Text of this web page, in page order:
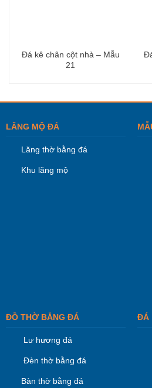
Đá kê chân cột nhà – Mẫu
21
LĂNG MỘ ĐÁ
Lăng thờ bằng đá
Khu lăng mộ
ĐỒ THỜ BẰNG ĐÁ
Lư hương đá
Đèn thờ bằng đá
Bàn thờ bằng đá
ĐÁ